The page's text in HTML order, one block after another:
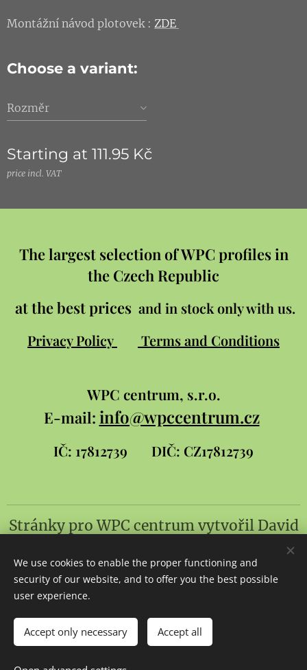
Montážní návod plotovek : ZDE
Choose a variant:
Rozměr
Starting at 111.95 Kč
price incl. VAT
The largest selection of WPC profiles in
the Czech Republic
at the best prices and in stock only with us.
Privacy Policy
Terms and Conditions
WPC centrum, s.r.o.
E-mail: info@wpccentrum.cz
IČ: 17812739 DIČ: CZ17812739
Stránky pro WPC centrumvytvořilDavid
Cookies
Čeština
Slovenčina English
We use cookies to enable the proper functioning and
security of our website, and to offer you the best possible
user experience.
Accept only necessary Accept all